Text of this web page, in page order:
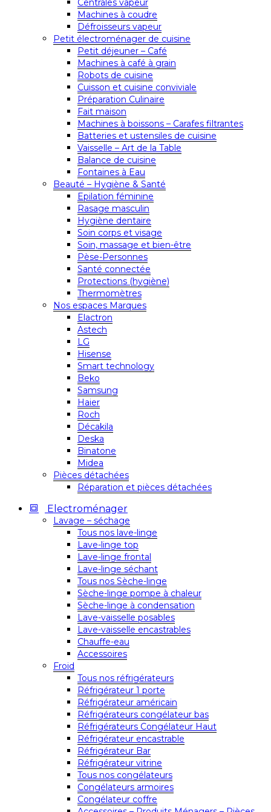
Centrales vapeur
Machines à coudre
Défroisseurs vapeur
Petit électroménager de cuisine
Petit déjeuner – Café
Machines à café à grain
Robots de cuisine
Cuisson et cuisine conviviale
Préparation Culinaire
Fait maison
Machines à boissons – Carafes filtrantes
Batteries et ustensiles de cuisine
Vaisselle – Art de la Table
Balance de cuisine
Fontaines à Eau
Beauté – Hygiène & Santé
Epilation féminine
Rasage masculin
Hygiène dentaire
Soin corps et visage
Soin, massage et bien-être
Pèse-Personnes
Santé connectée
Protections (hygiène)
Thermomètres
Nos espaces Marques
Elactron
Astech
LG
Hisense
Smart technology
Beko
Samsung
Haier
Roch
Décakila
Deska
Binatone
Midea
Pièces détachées
Réparation et pièces détachées
Electroménager
Lavage – séchage
Tous nos lave-linge
Lave-linge top
Lave-linge frontal
Lave-linge séchant
Tous nos Sèche-linge
Sèche-linge pompe à chaleur
Sèche-linge à condensation
Lave-vaisselle posables
Lave-vaisselle encastrables
Chauffe-eau
Accessoires
Froid
Tous nos réfrigérateurs
Réfrigérateur 1 porte
Réfrigérateur américain
Réfrigérateurs congélateur bas
Réfrigérateurs Congélateur Haut
Réfrigérateur encastrable
Réfrigérateur Bar
Réfrigérateur vitrine
Tous nos congélateurs
Congélateurs armoires
Congélateur coffre